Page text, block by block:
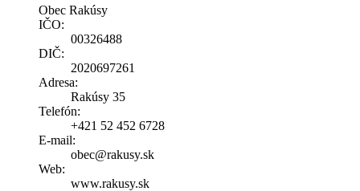
Obec Rakúsy
IČO:
00326488
DIČ:
2020697261
Adresa:
Rakúsy 35
Telefón:
+421 52 452 6728
E-mail:
obec@rakusy.sk
Web:
www.rakusy.sk